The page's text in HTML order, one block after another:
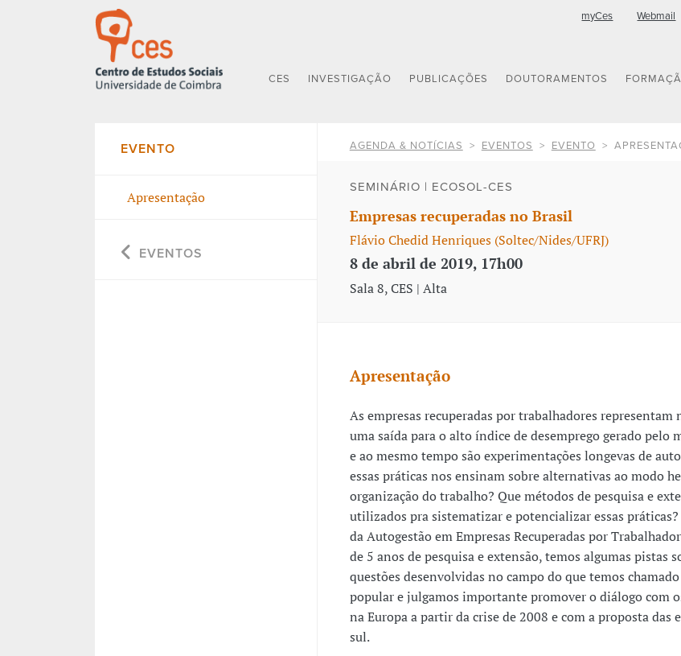
myCes Webmail
CES INVESTIGAÇÃO PUBLICAÇÕES DOUTORAMENTOS
EVENTO
Apresentação
EVENTOS
AGENDA & NOTÍCIAS EVENTOS EVENTO
SEMINÁRIO | ECOSOL-CES
Empresas recuperadas no Brasil
Flávio Chedid Henriques (Soltec/Nides/UFRJ)
8 de abril de 2019, 17h00
Sala 8, CES | Alta
Apresentação
As empresas recuperadas por trabalhadores representam
uma saída para o alto índice de desemprego gerado pelo
e ao mesmo tempo são experimentações longevas de
essas práticas nos ensinam sobre alternativas ao modo
organização do trabalho? Que métodos de pesquisa e
utilizados pra sistematizar e potencializar essas
da Autogestão em Empresas Recuperadas por
de 5 anos de pesquisa e extensão, temos algumas pistas
questões desenvolvidas no campo do que temos
popular e julgamos importante promover o diálogo com
na Europa a partir da crise de 2008 e com a proposta das
sul.